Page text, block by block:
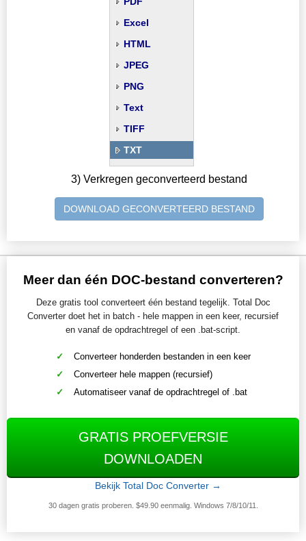
Excel
HTML
JPEG
PNG
Text
TIFF
TXT
3) Verkregen geconverteerd bestand
DOWNLOAD GECONVERTEERD BESTAND
Meer dan één DOC-bestand converteren?
Deze gratis tool converteert één bestand tegelijk. Total Doc
Converter doet het in batch - hele mappen in een keer, recursief
en vanaf de opdrachtregel of een .bat-script.
Converteer honderden bestanden in een keer
Converteer hele mappen (recursief)
Automatiseer vanaf de opdrachtregel of .bat
GRATIS PROEFVERSIE
DOWNLOADEN
Bekijk Total Doc Converter →
30 dagen gratis proberen. $49.90 eenmalig. Windows 7/8/10/11.